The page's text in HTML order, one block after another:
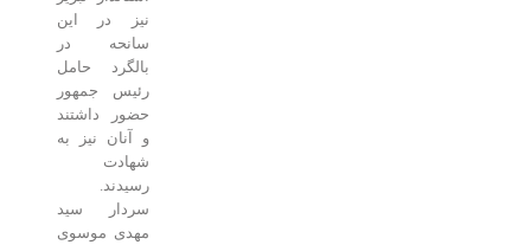
نیز در این
سانحه در
بالگرد حامل
رئیس جمهور
حضور داشتند
و آنان نیز به
رسیدند.
سردار سید
مهدی موسوی